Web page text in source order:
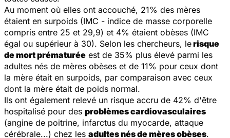
Au moment où elles ont accouché, 21% des mères
étaient en surpoids (IMC - indice de masse corporelle
compris entre 25 et 29,9) et 4% étaient obèses (IMC
égal ou supérieur à 30). Selon les chercheurs, lerisque
de mort prématurée est de 35% plus élevé parmi les
adultes nés de mères obèses et de 11% pour ceux dont
la mère était en surpoids, par comparaison avec ceux
dont la mère était de poids normal.
Ils ont également relevé un risque accru de 42% d'être
hospitalisé pour des problèmes cardiovasculaires
(angine de poitrine, infarctus du myocarde, attaque
cérébrale...) chez les adultes nés de mères obèses.